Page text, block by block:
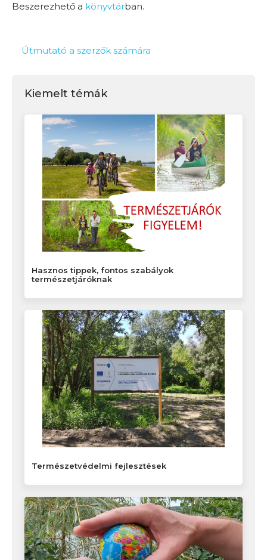
Beszerezhető a könyvtárban.
Útmutató a szerzők számára
Kiemelt témák
Hasznos tippek, fontos szabályok
természetjáróknak
Természetvédelmi fejlesztések